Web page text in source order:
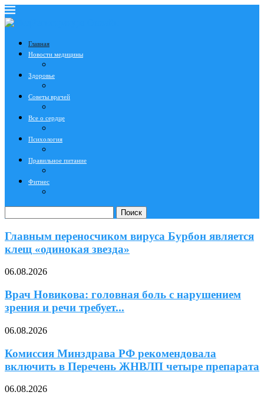
Главная
Новости медицины
Здоровье
Советы врачей
Все о сердце
Психология
Правильное питание
Фитнес
Поиск
Главным переносчиком вируса Бурбон является
клещ «одинокая звезда»
06.08.2026
Врач Новикова: головная боль с нарушением
зрения и речи требует...
06.08.2026
Комиссия Минздрава РФ рекомендовала
включить в Перечень ЖНВЛП четыре препарата
06.08.2026